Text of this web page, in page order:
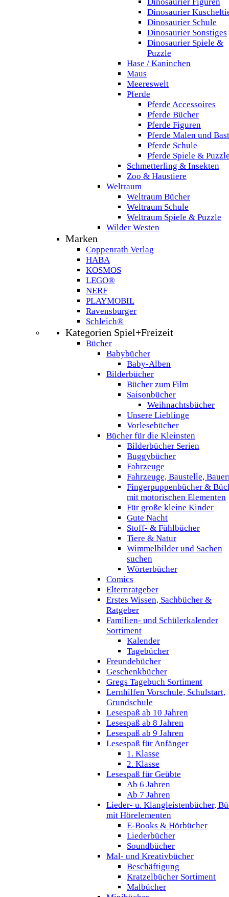
Dinosaurier
Dinosaurier Schule
Dinosaurier Sonstiges
Dinosaurier Spiele &
Puzzle
Hase / Kaninchen
Maus
Meereswelt
Pferde
Pferde Accessoires
Pferde Bücher
Pferde Figuren
Pferde Malen und
Pferde Schule
Pferde Spiele &
Schmetterling & Insekten
Zoo & Haustiere
Weltraum
Weltraum Bücher
Weltraum Schule
Weltraum Spiele & Puzzle
Wilder Westen
Marken
Coppenrath Verlag
HABA
KOSMOS
LEGO®
NERF
PLAYMOBIL
Ravensburger
Schleich®
Kategorien Spiel+Freizeit
Bücher
Babybücher
Baby-Alben
Bilderbücher
Bücher zum Film
Saisonbücher
Weihnachtsbücher
Unsere Lieblinge
Vorlesebücher
Bücher für die Kleinsten
Bilderbücher Serien
Buggybücher
Fahrzeuge
Fahrzeuge, Baustelle,
Fingerpuppenbücher &
mit motorischen Elementen
Für große kleine Kinder
Gute Nacht
Stoff- & Fühlbücher
Tiere & Natur
Wimmelbilder und Sachen
suchen
Wörterbücher
Comics
Elternratgeber
Erstes Wissen, Sachbücher &
Ratgeber
Familien- und Schülerkalender
Sortiment
Kalender
Tagebücher
Freundebücher
Geschenkbücher
Gregs Tagebuch Sortiment
Lernhilfen Vorschule, Schulstart,
Grundschule
Lesespaß ab 10 Jahren
Lesespaß ab 8 Jahren
Lesespaß ab 9 Jahren
Lesespaß für Anfänger
1. Klasse
2. Klasse
Lesespaß für Geübte
Ab 6 Jahren
Ab 7 Jahren
Lieder- u. Klangleistenbücher,
mit Hörelementen
E-Books & Hörbücher
Liederbücher
Soundbücher
Mal- und Kreativbücher
Beschäftigung
Kratzelbücher Sortiment
Malbücher